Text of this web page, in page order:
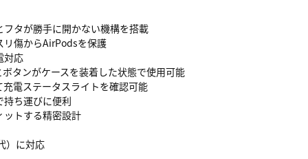
タが勝手に開かない機構を搭載
傷からAirPodsを保護
対応
タンがケースを装着した状態で使用可能
電ステータスライトを確認可能
ち運びに便利
トする精密設計
）に対応